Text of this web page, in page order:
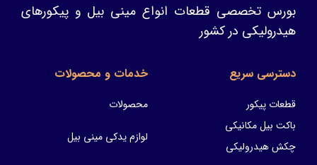
بورس تخصصی قطعات انواع مینی بیل و پیکورهای
هیدرولیکی در کشور
دسترسی سریع
قطعات پیکور
باکت بیل مکانیکی
چکش هیدرولیکی
خدمات و محصولات
محصولات
لوازم یدکی مینی بیل